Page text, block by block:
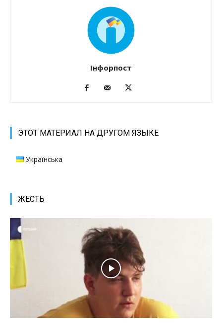
Інфорпост
ЭТОТ МАТЕРИАЛ НА ДРУГОМ ЯЗЫКЕ
Українська
ЖЕСТЬ